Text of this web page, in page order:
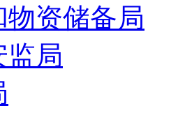
物资储备局
监局